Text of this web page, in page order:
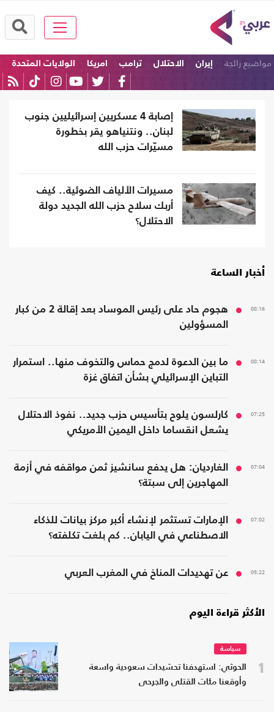
مواضيع رائجة إيران الاحتلال ترامب امريكا
الولايات المتحدة
إصابة 4 عسكريين إسرائيليين جنوب
لبنان.. ونتنياهو يقر بخطورة
مسيّرات حزب الله
مسيرات الألياف الضوئية.. كيف
أربك سلاح حزب الله الجديد دولة
الاحتلال؟
أخبار الساعة
08:16
هجوم حاد على رئيس الموساد بعد إقالة 2 من كبار
المسؤولين
08:14
ما بين الدعوة لدمج حماس والتخوف منها.. استمرار
التباين الإسرائيلي بشأن اتفاق غزة
07:25
كارلسون يلوح بتأسيس حزب جديد.. نفوذ الاحتلال
يشعل انقساما داخل اليمين الأمريكي
07:04
الغارديان: هل يدفع سانشيز ثمن مواقفه في أزمة
المهاجرين إلى سبتة؟
07:02
الإمارات تستثمر لإنشاء أكبر مركز بيانات للذكاء
الاصطناعي في اليابان.. كم بلغت تكلفته؟
05:22 عن تهديدات المناخ في المغرب العربي
الأكثر قراءة اليوم
1
سياسة
الحوثي: استهدفنا تحشيدات سعودية واسعة
وأوقعنا مئات القتلى والجرحى